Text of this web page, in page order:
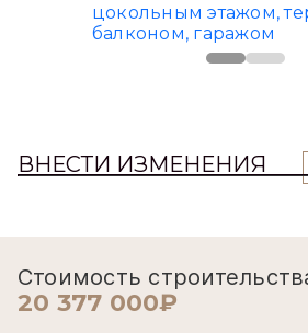
ВНЕСТИ ИЗМЕНЕНИЯ
Стоимость
20 377 000₽